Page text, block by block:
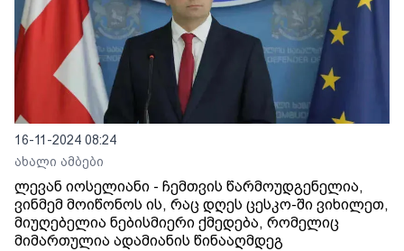
16-11-2024 08:24
ახალი ამბები
ლევან იოსელიანი - ჩემთვის წარმოუდგენელია,
ვინმემ მოიწონოს ის, რაც დღეს ცესკო-ში ვიხილეთ,
მიუღებელია ნებისმიერი ქმედება, რომელიც
მიმართულია ადამიანის წინააღმდეგ